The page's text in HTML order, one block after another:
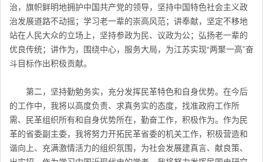
治，旗帜鲜明地拥护中国共产党的领导，坚持中国特色社会主义政
治发展道路不动摇；学习老一辈的崇高风范；讲奉献，坚定不移地
站在人民大众的立场上，坚持参政为民、议政为公；弘扬老一辈的
优良传统；讲作为，围绕中心，服务大局，为江苏实现“两聚一高”奋
斗目标作出积极贡献。
第二，坚持勤勉务实，充分发挥民革特色和自身优势。在今后
的工作中，我将以高度负责、求真务实的态度，找准政府工作所
需、民革组织所有和自身优势所在，勤奋工作，积极作为。作为民
革的省委副主委，我将努力开拓民革省委的机关工作，积极营造和
谐向上、充满激情活力的组织氛围，为社会发展建真言、献良策、